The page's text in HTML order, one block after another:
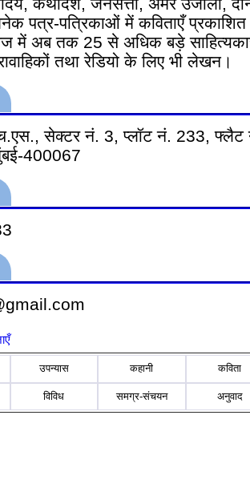
पत्र-पत्रिकाओं में कविताएँ
में अब तक 25 से अधिक बड़े
तथा रेडियो के लिए भी लेखन।
सेक्टर नं. 3, प्लॉट नं. 233, फ्लैट
400067
उपन्यास कहानी कविता
विविध समग्र-संचयन अनुवाद